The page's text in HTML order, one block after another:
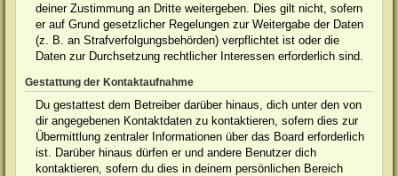
deiner Zustimmung an Dritte weitergeben. Dies gilt nicht, sofern
er auf Grund gesetzlicher Regelungen zur Weitergabe der Daten
(z. B. an Strafverfolgungsbehörden) verpflichtet ist oder die
Daten zur Durchsetzung rechtlicher Interessen erforderlich sind.
Gestattung der Kontaktaufnahme
Du gestattest dem Betreiber darüber hinaus, dich unter den von
dir angegebenen Kontaktdaten zu kontaktieren, sofern dies zur
Übermittlung zentraler Informationen über das Board erforderlich
ist. Darüber hinaus dürfen er und andere Benutzer dich
kontaktieren, sofern du dies in deinem persönlichen Bereich